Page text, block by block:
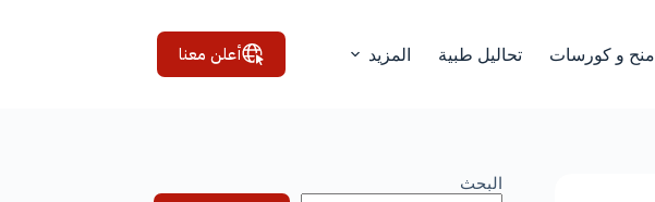
منح و كورسات تحاليل طبية المزيد أعلن معنا
البحث